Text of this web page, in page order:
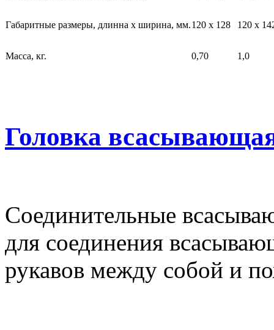
Габаритные размеры, длинна х ширина, мм.120 х 128 120 х
Масса, кг. 0,70 1,0
Головка
Соединительные
для соединения
рукавов между собой и